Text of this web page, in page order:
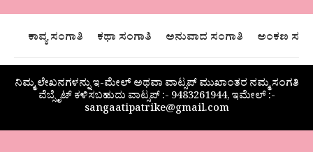
ಕಾವ್ಯ ಸಂಗಾತಿ ಕಥಾ ಸಂಗಾತಿ ಅನುವಾದ ಸಂಗಾತಿ ಅಂಕಣ
ನಿಮ್ಮ ಲೇಖನಗಳನ್ನು ಇ-ಮೇಲ್ ಅಥವಾ ವಾಟ್ಸಪ್ ಮುಖಾಂತರ ನಮ್ಮ ಸಂಗತಿ
ವೆಬ್ಸೈಟ್ ಕಳಿಸಬಹುದು ವಾಟ್ಸಪ್‌ :- 9483261944, ಇಮೇಲ್ :-
sangaatipatrike@gmail.com